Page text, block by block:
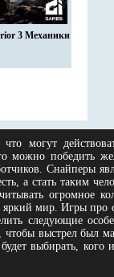
3 Механики
могут
можно победить
Снайперы
а стать таким
огромное
мир. Игры про
следующие
чтобы выстрел был
выбирать, кого